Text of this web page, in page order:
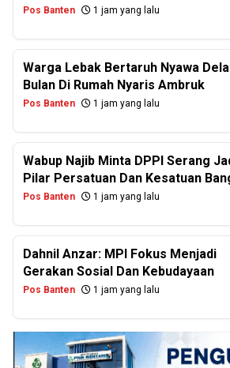
Pos Banten 1 jam yang lalu
Warga Lebak Bertaruh Nyawa
Bulan Di Rumah Nyaris Ambruk
Pos Banten 1 jam yang lalu
Wabup Najib Minta DPPI Serang
Pilar Persatuan Dan Kesatuan
Pos Banten 1 jam yang lalu
Dahnil Anzar: MPI Fokus Menjadi
Gerakan Sosial Dan Kebudayaan
Pos Banten 1 jam yang lalu